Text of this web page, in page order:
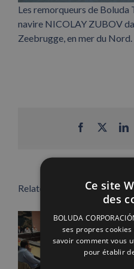
Les remorqueurs de Boluda
navire NICOLAY ZUBOV
Zeebrugge, en mer du Nord.
Facebook
Related Posts
Ce site
des
BOLUDA
ses propres
savoir comment vous
pour établir